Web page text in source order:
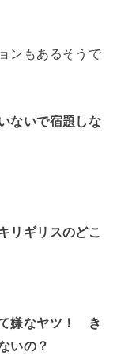
ンもあるそうで
ないで宿題しな
リギリスのどこ
嫌なヤツ！ き
いの？